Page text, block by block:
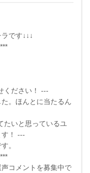
です↓↓↓
ください！ ---
。ほんとに当たるん
たいと思っているユ
！ ---
。
コメントを募集中で